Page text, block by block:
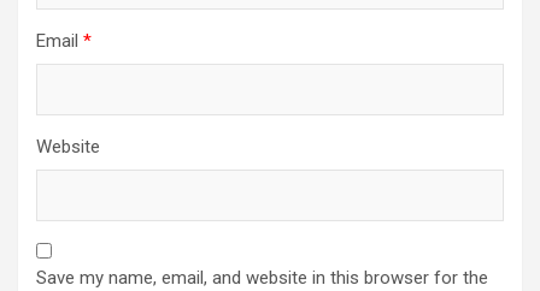
Email *
Website
Save my name, email, and website in this browser for the